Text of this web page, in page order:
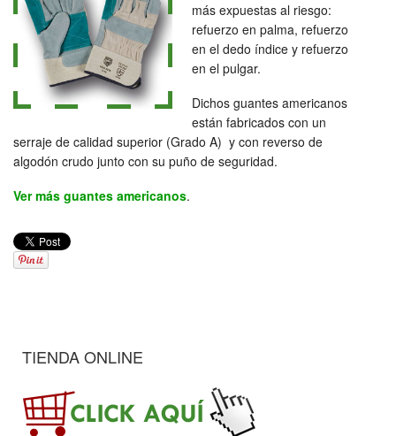
más expuestas al riesgo:
refuerzo en palma, refuerzo
en el dedo índice y refuerzo
en el pulgar.
Dichos guantes americanos
están fabricados con un
serraje de calidad superior (Grado A) y con reverso de
algodón crudo junto con su puño de seguridad.
Ver más guantes americanos.
TIENDA ONLINE